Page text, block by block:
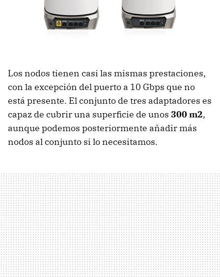
Los nodos tienen casi las mismas prestaciones,
con la excepción del puerto a 10 Gbps que no
está presente. El conjunto de tres adaptadores es
capaz de cubrir una superficie de unos 300 m2,
aunque podemos posteriormente añadir más
nodos al conjunto si lo necesitamos.